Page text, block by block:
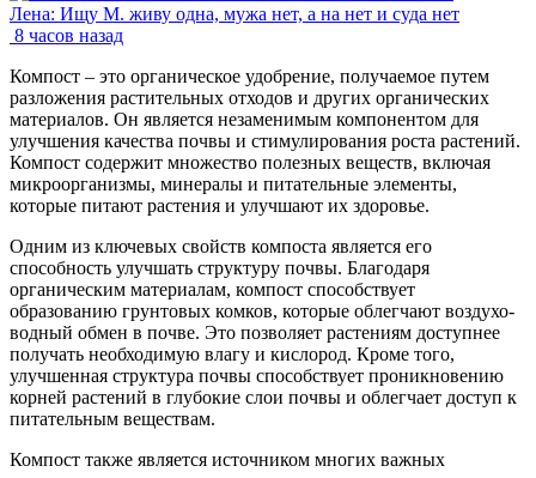
Лена: Ищу М. живу одна, мужа нет, а на нет и суда нет
8 часов назад
Компост – это органическое удобрение, получаемое путем
разложения растительных отходов и других органических
материалов. Он является незаменимым компонентом для
улучшения качества почвы и стимулирования роста растений.
Компост содержит множество полезных веществ, включая
микроорганизмы, минералы и питательные элементы,
которые питают растения и улучшают их здоровье.
Одним из ключевых свойств компоста является его
способность улучшать структуру почвы. Благодаря
органическим материалам, компост способствует
образованию грунтовых комков, которые облегчают воздухо-
водный обмен в почве. Это позволяет растениям доступнее
получать необходимую влагу и кислород. Кроме того,
улучшенная структура почвы способствует проникновению
корней растений в глубокие слои почвы и облегчает доступ к
питательным веществам.
Компост также является источником многих важных